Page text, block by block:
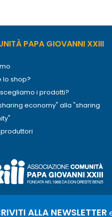
PAPA GIOVANNI XXIII
lo shop?
i prodotti?
economy" alla "sharing
ALLA NEWSLETTER